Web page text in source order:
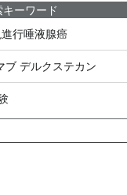
ーワード
行唾液腺癌
ブ デルクステカン